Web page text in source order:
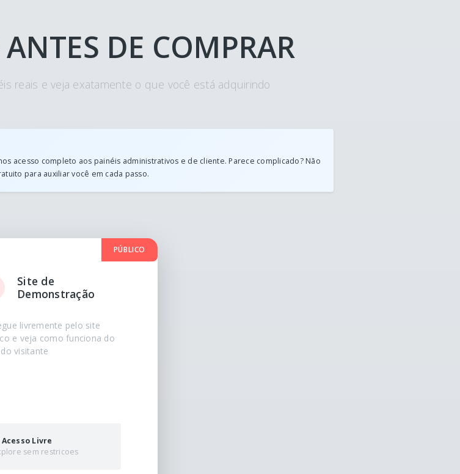
DE COMPRAR
reais e veja exatamente o que você está adquirindo
acesso completo aos painéis administrativos e de cliente. Parece complicado? Não
para auxiliar você em cada passo.
PÚBLICO
Site de
Demonstração
livremente pelo site
e veja como funciona do
visitante
Acesso Livre
sem restricoes